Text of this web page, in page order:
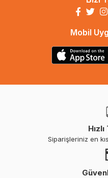
Mobil
Siparişleriniz en